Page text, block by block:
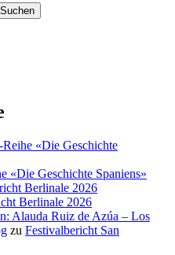
«Die Geschichte
«Die Geschichte Spaniens»
Berlinale 2026
Berlinale 2026
Alauda Ruiz de Azúa – Los
zu Festivalbericht San